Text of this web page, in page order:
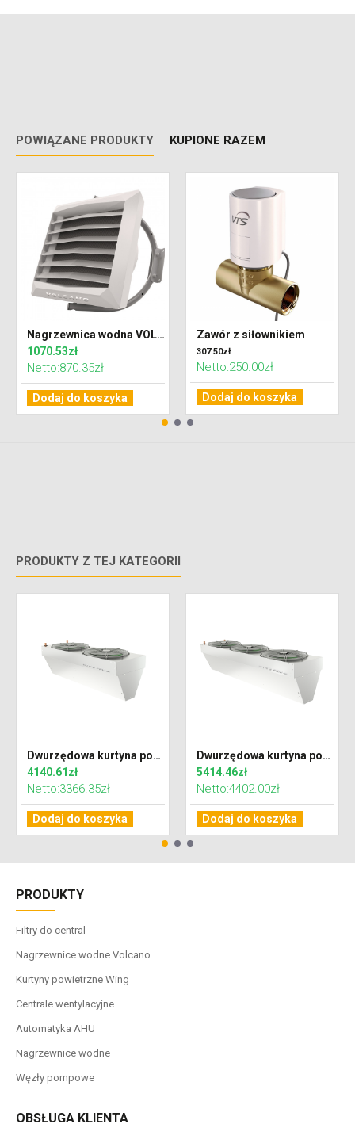
POWIĄZANE PRODUKTY KUPIONE RAZEM
Nagrzewnica wodna VOLCANO VR MINI AC (20kW)
1070.53zł
Netto:870.35zł
Dodaj do koszyka
Zawór z siłownikiem
307.50zł
Netto:250.00zł
Dodaj do koszyka
PRODUKTY Z TEJ KATEGORII
Dwurzędowa kurtyna powietrzna WING PRO W150 EC z wodnym wymiennikiem ciepła
4140.61zł
Netto:3366.35zł
Dodaj do koszyka
Dwurzędowa kurtyna powietrzna WING PRO W200 EC z wodnym wymiennikiem ciepła
5414.46zł
Netto:4402.00zł
Dodaj do koszyka
PRODUKTY
Filtry do central
Nagrzewnice wodne Volcano
Kurtyny powietrzne Wing
Centrale wentylacyjne
Automatyka AHU
Nagrzewnice wodne
Węzły pompowe
OBSŁUGA KLIENTA